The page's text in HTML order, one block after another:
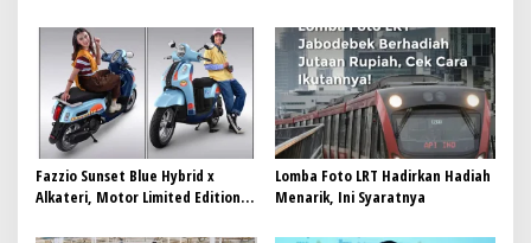
Terlengkap dari Indonesia
Fazzio Sunset Blue Hybrid x
Alkateri, Motor Limited Edition
Lomba Foto LRT Hadirkan Hadiah
Menarik, Ini Syaratnya